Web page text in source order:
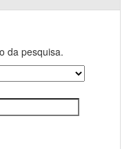
da pesquisa.